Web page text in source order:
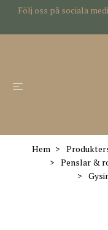
Följ oss på sociala
Hem
Penslar &